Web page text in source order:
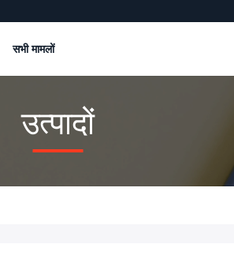
सभी मामलों
उत्पादों